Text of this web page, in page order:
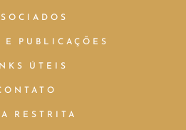
E PUBLICAÇÕES
ÚTEIS
RESTRITA